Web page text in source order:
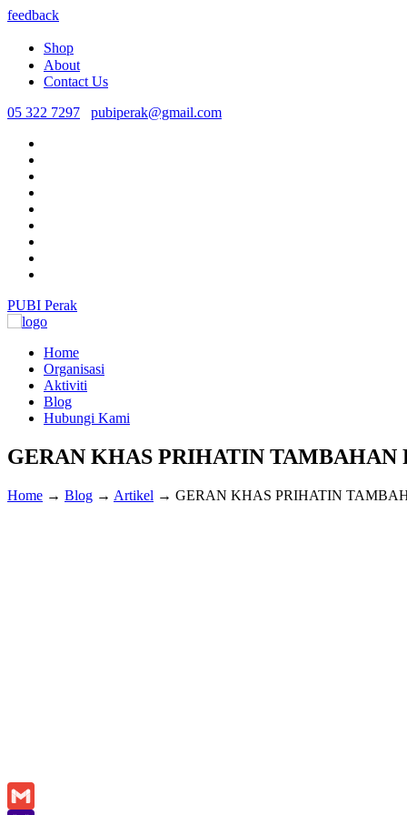
feedback
Shop
About
Contact Us
05 322 7297
pubiperak@gmail.com
PUBI Perak
Home
Organisasi
Aktiviti
Blog
Hubungi Kami
GERAN KHAS PRIHATIN TAMBAHAN
Home → Blog → Artikel → GERAN KHAS PRIHATIN